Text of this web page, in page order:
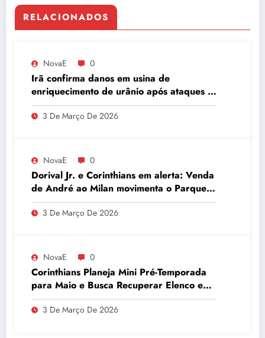
RELACIONADOS
NovaE 0
Irã confirma danos em usina de
enriquecimento de urânio após ataques e
embaixador evita detalhes sobre
quantidade de urânio enriquecido
3 De Março De 2026
NovaE 0
Dorival Jr. e Corinthians em alerta: Venda
de André ao Milan movimenta o Parque
São Jorge
3 De Março De 2026
NovaE 0
Corinthians Planeja Mini Pré-Temporada
para Maio e Busca Recuperar Elenco e
Desempenho
3 De Março De 2026